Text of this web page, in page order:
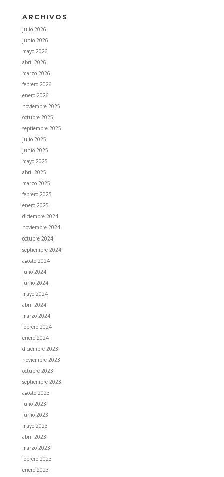
ARCHIVOS
julio 2026
junio 2026
mayo 2026
abril 2026
marzo 2026
febrero 2026
enero 2026
noviembre 2025
octubre 2025
septiembre 2025
julio 2025
junio 2025
mayo 2025
abril 2025
marzo 2025
febrero 2025
enero 2025
diciembre 2024
noviembre 2024
octubre 2024
septiembre 2024
agosto 2024
julio 2024
junio 2024
mayo 2024
abril 2024
marzo 2024
febrero 2024
enero 2024
diciembre 2023
noviembre 2023
octubre 2023
septiembre 2023
agosto 2023
julio 2023
junio 2023
mayo 2023
abril 2023
marzo 2023
febrero 2023
enero 2023